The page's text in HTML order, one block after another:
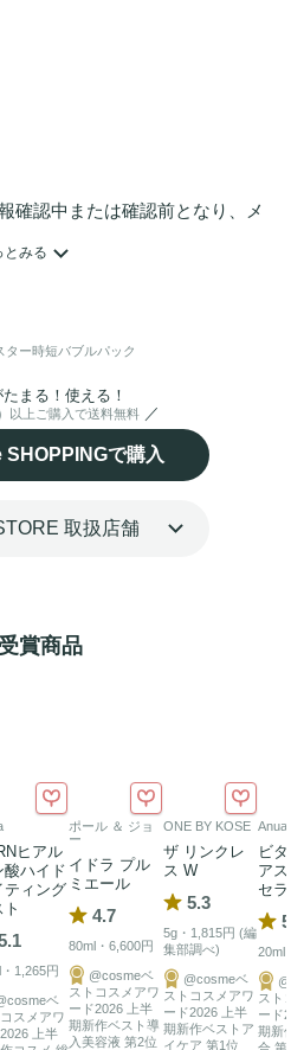
確認中または確認前となり、メ
シートマスク
が忙しい朝の時短
ました。
込んだ微細なバブルが、お肌に
と整えながら、肌のすみずみまで
ベースメイク
とみる
ター時短バブルパック
まる！使える！
以上ご購入で送料無料
で購入
取扱店舗
賞商品
ヒアル
酸ハイド
ティング
ト
1,265円
ベ
スメアワ
上半
ポール ＆ ジョ
ー
イドラ プル
ミエール
4.7
80ml・6,600円
@cosmeベ
ストコスメアワ
ード2026 上半
期新作ベスト導
入美容液 第2位
ONE BY KOSE
ザ リンクレ
ス W
5.3
5g・1,815円 (編
集部調べ)
@cosmeベ
ストコスメアワ
ード2026 上半
期新作ベストア
イケア 第1位
Anua
ビ
ア
セ
20ml
スト
ード
期新